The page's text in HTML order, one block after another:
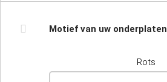
Motief van uw onderplaten
Rots